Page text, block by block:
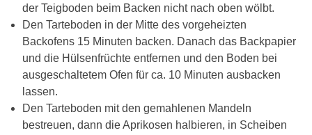
der Teigboden beim Backen nicht nach oben wölbt.
Den Tarteboden in der Mitte des vorgeheizten
Backofens 15 Minuten backen. Danach das Backpapier
und die Hülsenfrüchte entfernen und den Boden bei
ausgeschaltetem Ofen für ca. 10 Minuten ausbacken
lassen.
Den Tarteboden mit den gemahlenen Mandeln
bestreuen, dann die Aprikosen halbieren, in Scheiben